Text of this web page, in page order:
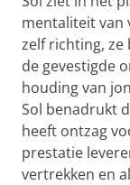
mentaliteit van
zelf richting, ze
de gevestigde
houding van
Sol benadrukt
heeft ontzag
prestatie
vertrekken en